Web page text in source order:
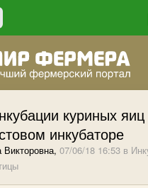
куриных яиц
инкубаторе
Викторовна, 07/06/18 16:53 в